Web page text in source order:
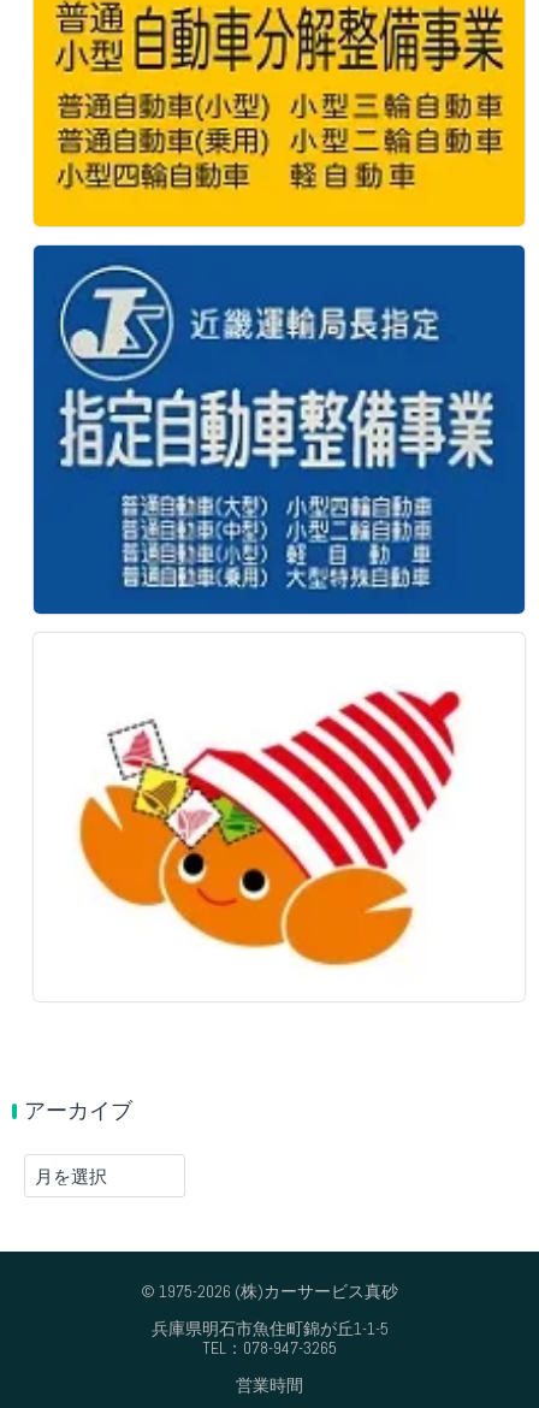
アーカイブ
ア
ー
イ
© 1975-2026 (株)カーサービス真砂
兵庫県明石市魚住町錦が丘1-1-5
TEL：078-947-3265
営業時間